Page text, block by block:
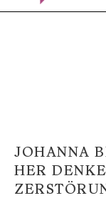
JOHANNA
HER